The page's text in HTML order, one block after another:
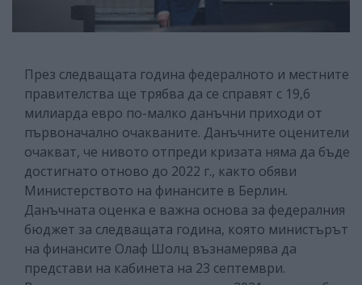
През следващата година федералното и местните
правителства ще трябва да се справят с 19,6
милиарда евро по-малко данъчни приходи от
първоначално очакваните. Данъчните оценители
очакват, че нивото отпреди кризата няма да бъде
достигнато отново до 2022 г., както обяви
Министерството на финансите в Берлин.
Данъчната оценка е важна основа за федералния
бюджет за следващата година, която министърът
на финансите Олаф Шолц възнамерява да
представи на кабинета на 23 септември.